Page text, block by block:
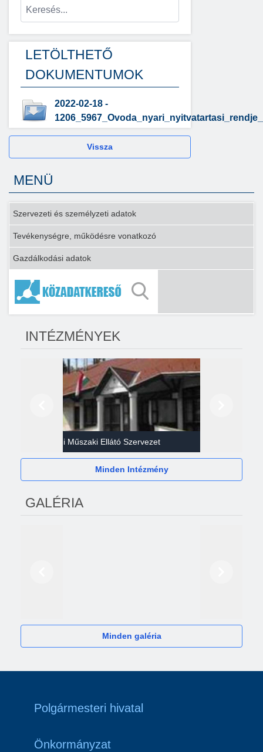
LETÖLTHETŐ
DOKUMENTUMOK
2022-02-18 -
Vissza
MENÜ
Szervezeti és személyzeti adatok
Tevékenységre, működésre vonatkozó
Gazdálkodási adatok
INTÉZMÉNYEK
Gazdasági Műszaki Ellátó Szervezet
Minden Intézmény
GALÉRIA
Minden galéria
Polgármesteri hivatal
Önkormányzat